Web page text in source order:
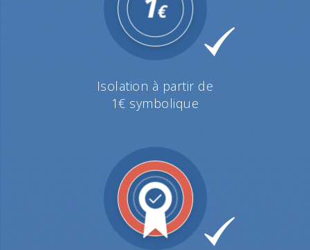
Isolation à partir de
1€ symbolique